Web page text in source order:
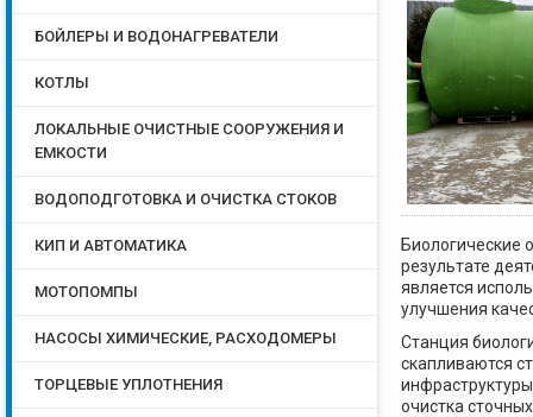
Биологические
результате
является
улучшения
Станция
скапливаются
очистка
БОЙЛЕРЫ И ВОДОНАГРЕВАТЕЛИ
КОТЛЫ
ЛОКАЛЬНЫЕ ОЧИСТНЫЕ СООРУЖЕНИЯ И
ЕМКОСТИ
ВОДОПОДГОТОВКА И ОЧИСТКА СТОКОВ
КИП И АВТОМАТИКА
МОТОПОМПЫ
НАСОСЫ ХИМИЧЕСКИЕ, РАСХОДОМЕРЫ
ТОРЦЕВЫЕ УПЛОТНЕНИЯ